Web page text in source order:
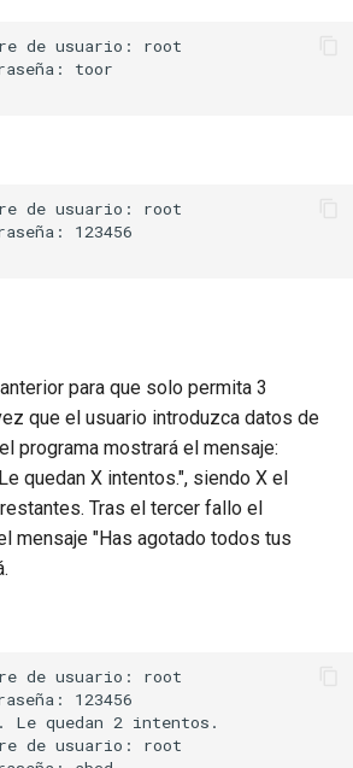
de usuario: root
toor
de usuario: root
123456
para que solo permita 3
que el usuario introduzca datos de
programa mostrará el mensaje:
quedan X intentos.", siendo X el
Tras el tercer fallo el
mensaje "Has agotado todos tus
de usuario: root
123456
Le quedan 2 intentos.
de usuario: root